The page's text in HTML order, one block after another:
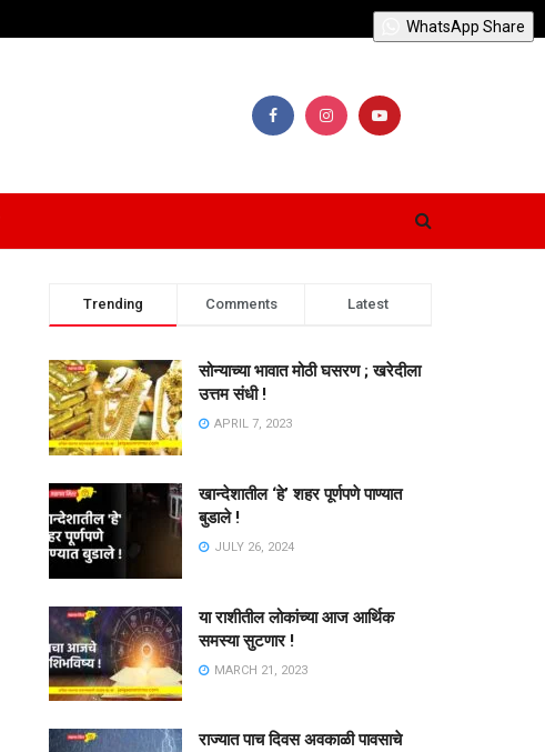
Trending Comments Latest
सोन्याच्या भावात मोठी घसरण ; खरेदीला
उत्तम संधी !
APRIL 7, 2023
खान्देशातील ‘हे’ शहर पूर्णपणे पाण्यात
बुडाले !
JULY 26, 2024
या राशीतील लोकांच्या आज आर्थिक
समस्या सुटणार !
MARCH 21, 2023
राज्यात पाच दिवस अवकाळी पावसाचे
WhatsApp Share